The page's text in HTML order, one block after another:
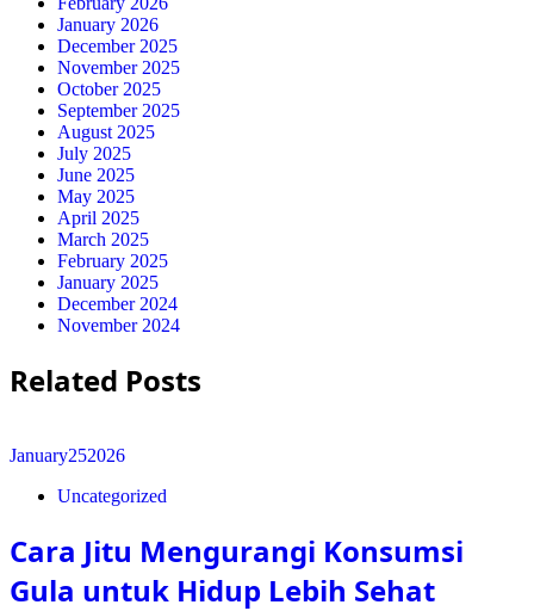
January 2026
December 2025
November 2025
October 2025
September 2025
August 2025
July 2025
June 2025
May 2025
April 2025
March 2025
February 2025
January 2025
December 2024
November 2024
Related Posts
January252026
Uncategorized
Cara Jitu Mengurangi Konsumsi
Gula untuk Hidup Lebih Sehat